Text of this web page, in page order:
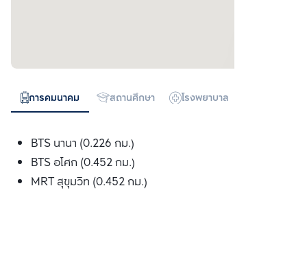
การคมนาคม สถานศึกษา โรงพยาบาล
BTS นานา (0.226 กม.)
BTS อโศก (0.452 กม.)
MRT สุขุมวิท (0.452 กม.)